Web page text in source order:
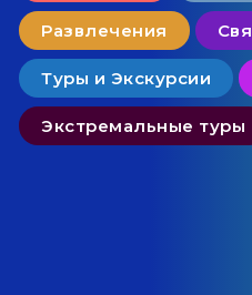
Развлечения
Туры и Экскурсии
Экстремальные туры